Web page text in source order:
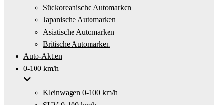
Südkoreanische Automarken
Japanische Automarken
Asiatische Automarken
Britische Automarken
Auto-Aktien
0-100 km/h
Kleinwagen 0-100 km/h